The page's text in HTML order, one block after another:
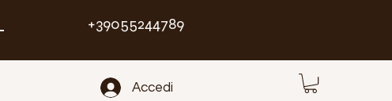
+39055244789
Accedi